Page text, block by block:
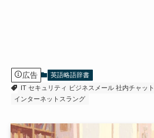
広告
英語略語辞書
IT セキュリティ ビジネスメール 社内チャット
インターネットスラング